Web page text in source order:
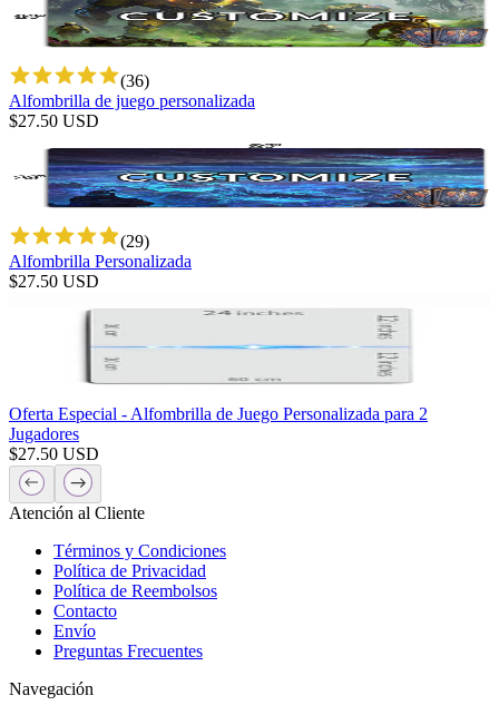
(36)
Alfombrilla de juego personalizada
$27.50 USD
(29)
Alfombrilla Personalizada
$27.50 USD
Oferta Especial - Alfombrilla de Juego Personalizada para 2
Jugadores
$27.50 USD
Atención al Cliente
Términos y Condiciones
Política de Privacidad
Política de Reembolsos
Contacto
Envío
Preguntas Frecuentes
Navegación